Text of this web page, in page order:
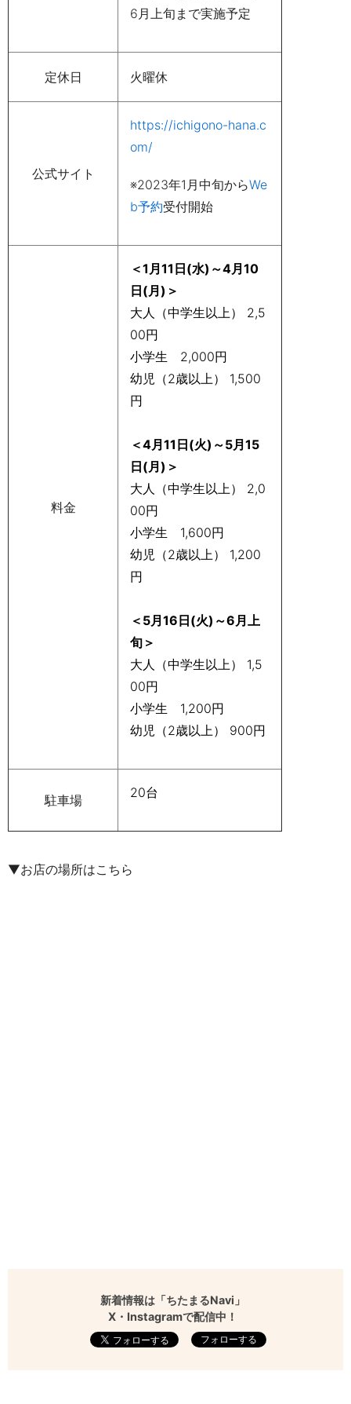
6月上旬まで実施予定
定休日 火曜休
公式サイト
https://ichigono-hana.c
om/
※2023年1月中旬からWe
b予約受付開始
料金
＜1月11日(水)～4月10
日(月)＞
大人（中学生以上） 2,5
00円
小学生 2,000円
幼児（2歳以上） 1,500
円
＜4月11日(火)～5月15
日(月)＞
大人（中学生以上） 2,0
00円
小学生 1,600円
幼児（2歳以上） 1,200
円
＜5月16日(火)～6月上
旬＞
大人（中学生以上） 1,5
00円
小学生 1,200円
幼児（2歳以上） 900円
駐車場 20台
▼お店の場所はこちら
新着情報は「ちたまるNavi」
X・Instagramで配信中！
フォローする